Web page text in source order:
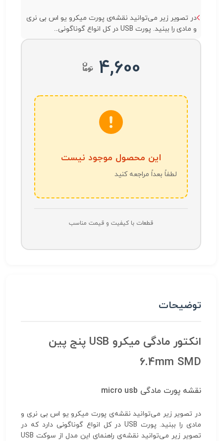
در تصویر زیر می‌توانید نقشه‌ی پورت میکرو یو اس بی نری
و مادی را ببنید. پورت USB در کل انواع گوناگونی...
4,600
این محصول موجود نیست
لطفاً بعداً مراجعه کنید
قطعات با کیفیت و قیمت مناسب
توضیحات
انکتور مادگی میکرو USB پنج پین
6.4mm SMD
نقشه پورت مادگی micro usb
در تصویر زیر می‌توانید نقشه‌ی پورت میکرو یو اس بی نری و
مادی را ببنید. پورت USB در کل انواع گوناگونی دارد که در
تصویر زیر می‌توانید نقشه‌ی راهنمای این مدل از سوکت USB